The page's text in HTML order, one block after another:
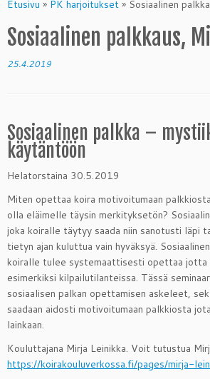
Etusivu » PK harjoitukset » Sosiaalinen
Sosiaalinen palkkaus,
25.4.2019
Sosiaalinen palkka –
käytäntöön
Helatorstaina 30.5.2019
Miten opettaa koira motivoitumaan
olla eläimelle täysin merkityksetön?
joka koiralle täytyy saada niin sanotusti läpi
tietyn ajan kuluttua vain hyväksyä.
koiralle tulee systemaattisesti opettaa jotta
esimerkiksi kilpailutilanteissa. Tässä
sosiaalisen palkan opettamisen askeleet,
saadaan aidosti motivoitumaan palkkiosta
lainkaan.
Kouluttajana Mirja Leinikka. Voit tutustua
https://koirakouluverkossa.fi/pages/mirja-